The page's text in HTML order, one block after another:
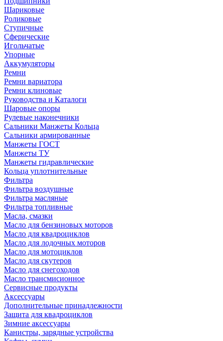
Шариковые
Роликовые
Ступичные
Сферические
Игольчатые
Упорные
Аккумуляторы
Ремни
Ремни вариатора
Ремни клиновые
Руководства и Каталоги
Шаровые опоры
Рулевые наконечники
Сальники Манжеты Кольца
Сальники армированные
Манжеты ГОСТ
Манжеты ТУ
Манжеты гидравлические
Кольца уплотнительные
Фильтра
Фильтра воздушные
Фильтра масляные
Фильтра топливные
Масла, смазки
Масло для бензиновых моторов
Масло для квадроциклов
Масло для лодочных моторов
Масло для мотоциклов
Масло для скутеров
Масло для снегоходов
Масло трансмисионное
Сервисные продукты
Аксессуары
Дополнительные принадлежности
Защита для квадроциклов
Зимние аксессуары
Канистры, зарядные устройства